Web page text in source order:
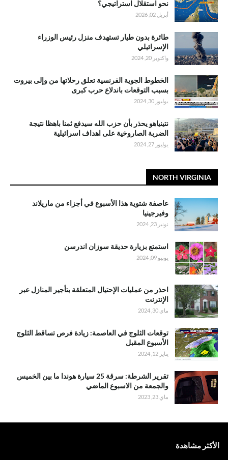
نحو استقلال استراتيجي؟
أبريل 02, 2026
طائرة بدون طيار تستهدف منزل رئيس الوزراء
الإسرائيلي
واكتوبر 20, 2024
الخطوط الجوية الفرنسية تعلق رحلاتها من وإلى بيروت
بسبب التوقعات باندلاع حرب كبرى
يوليوز 30, 2024
نتينياهو يحذر بأن حزب الله سيدفع ثمنا باهظا نتيجة
الضربة الصاروخية على اهداف اسرائيلية
يوليوز 27, 2024
NORTH VIRGINIA
عاصفة شتوية هذا الأسبوع في أجزاء من ماريلاند
وفيرجينيا
نونبر 23, 2024
استمتع بزيارة حديقة سوزان اندرسن
يونيو 09, 2024
احذر من عمليات الإحتيال المتعلقة بتأجير المنازل عبر
الإنترنت
ماي 30, 2024
توقعات الثلوج في العاصمة: زيادة فرص تساقط الثلوج
الأسبوع المقبل
يناير 12, 2024
تقرير الشرطة: سرقة 25 سيارة هوندا ما بين الخميس
والجمعة من الاسبوع الماضي
ماي 23, 2023
الأكثر مشاهدة